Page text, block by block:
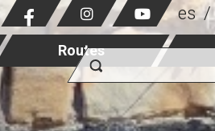
es
Routes